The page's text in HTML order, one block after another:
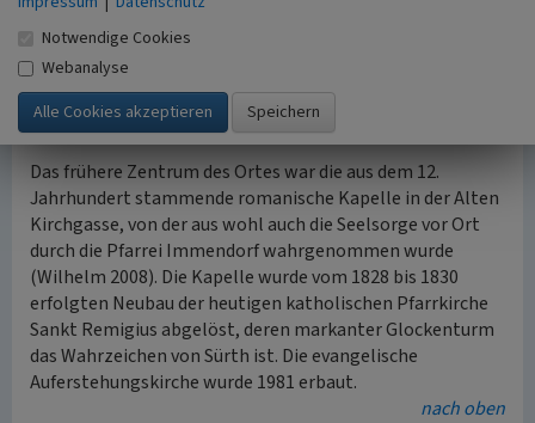
„Nach 1945 verdichtete sich die Bebauung vornehmlich in
nordwestlicher Richtung. Der Ortskern selber blieb dank
des reichlich vorhandenen Baulandes in der Umgebung
weitgehend in seiner Struktur erhalten.“
koeln.de, Sürth)
Das frühere Zentrum des Ortes war die aus dem 12.
Jahrhundert stammende romanische Kapelle in der Alten
Kirchgasse, von der aus wohl auch die Seelsorge vor Ort
durch die Pfarrei Immendorf wahrgenommen wurde
(Wilhelm 2008). Die Kapelle wurde vom 1828 bis 1830
erfolgten Neubau der heutigen katholischen Pfarrkirche
Sankt Remigius abgelöst, deren markanter Glockenturm
das Wahrzeichen von Sürth ist. Die evangelische
Auferstehungskirche wurde 1981 erbaut.
nach oben
Notwendige Cookies
Webanalyse